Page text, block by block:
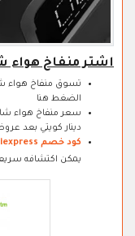
اشتر منفاخ هواء شاومي 2
الضغط هنا
دينار كويتي بعد
كود خصم aliexpress
يمكن اكتشافه